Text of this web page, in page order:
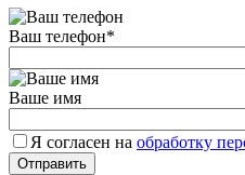
Ваш телефон*
Ваше имя
Я согласен на обработку